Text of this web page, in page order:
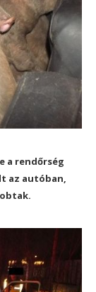
a rendőrség
az autóban,